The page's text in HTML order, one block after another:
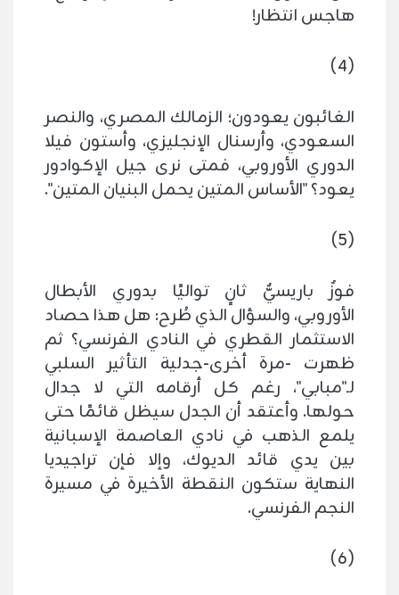
هاجس انتظار!
(4)
الغائبون يعودون؛ الزمالك المصري، والنصر
السعودي، وأرسنال الإنجليزي، وأستون فيلا
الدوري الأوروبي، فمتى نرى جيل الإكوادور
يعود؟ "الأساس المتين يحمل البنيان المتين".
(5)
فوزٌ باريسيٌّ ثانٍ تواليًا بدوري الأبطال
الأوروبي، والسؤال الذي طُرح: هل هذا حصاد
الاستثمار القطري في النادي الفرنسي؟ ثم
ظهرت -مرة أخرى-جدلية التأثير السلبي
لـ"مبابي"، رغم كل أرقامه التي لا جدال
حولها. وأعتقد أن الجدل سيظل قائمًا حتى
يلمع الذهب في نادي العاصمة الإسبانية
بين يدي قائد الديوك، وإلا فإن تراجيديا
النهاية ستكون النقطة الأخيرة في مسيرة
النجم الفرنسي.
(6)